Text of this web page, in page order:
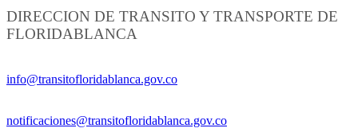
DIRECCION DE TRANSITO Y TRANSPORTE DE
FLORIDABLANCA
info@transitofloridablanca.gov.co
notificaciones@transitofloridablanca.gov.co